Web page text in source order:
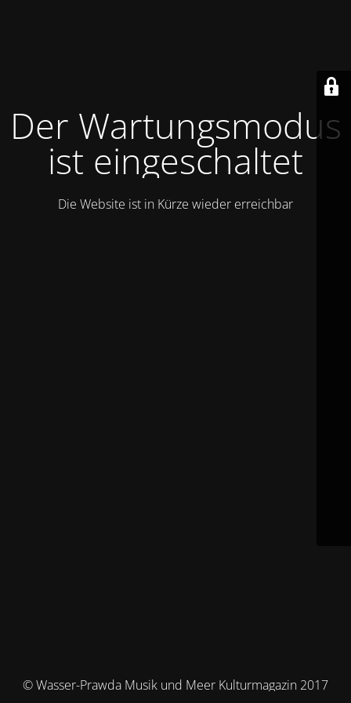
Der Wartungsmodus
ist eingeschaltet
Die Website ist in Kürze wieder erreichbar
© Wasser-Prawda Musik und Meer Kulturmagazin 2017